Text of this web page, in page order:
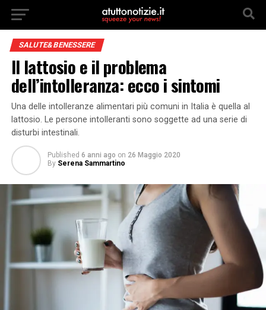
SALUTE&BENESSERE
Il lattosio e il problema
dell’intolleranza: ecco i sintomi
Una delle intolleranze alimentari più comuni in Italia è quella al
lattosio. Le persone intolleranti sono soggette ad una serie di
disturbi intestinali.
Published 6 anni ago on 26 Maggio 2020
By Serena Sammartino